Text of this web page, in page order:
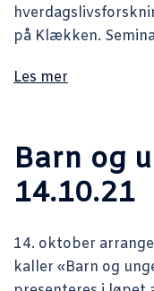
på Klækken.
Les mer
Barn og
14.10.21
14. oktober
kaller «Barn og